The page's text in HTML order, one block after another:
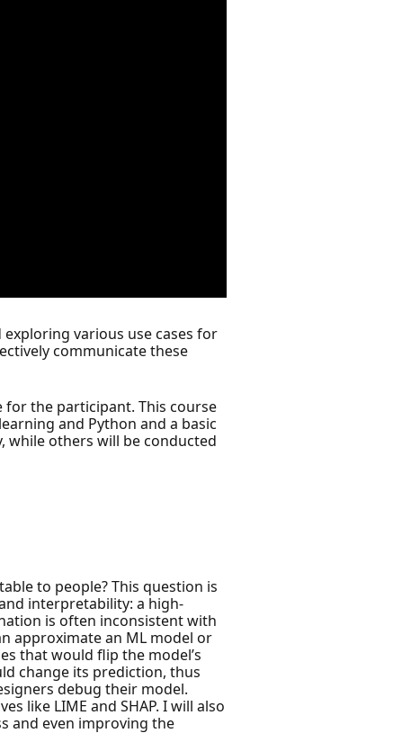
various use cases for
communicate these
for the participant. This course
and Python and a basic
while others will be conducted
to people? This question is
interpretability: a high-
is often inconsistent with
approximate an ML model or
that would flip the model’s
change its prediction, thus
debug their model.
like LIME and SHAP. I will also
and even improving the